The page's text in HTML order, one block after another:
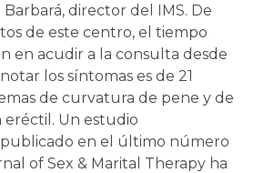
Barbará, director del IMS. De
de este centro, el tiempo
en acudir a la consulta desde
los síntomas es de 21
de curvatura de pene y de
eréctil. Un estudio
en el último número
of Sex & Marital Therapy ha